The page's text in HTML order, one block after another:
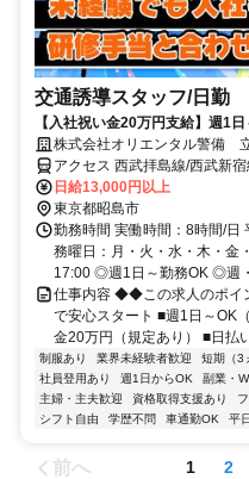
交通誘導スタッフ/日勤
【入社祝い金20万円支給】週1
い・週払いOK/履歴書不要！
株式会社オリエンタル警備
アクセス 西武拝島線/西武新
ＪＲ青梅線 熊川徒歩約14分
約26分 (面接地/立川支社)東京
Ｆ
日給13,000円以上
東京都昭島市
勤務時間 実働時間：8時間/日
務曜日：月・火・水・木・金
17:00 ◎週1日～勤務OK ◎週
仕事内容 ◆◆この求人のポイ
で安心スタート ■週1日～OK
金20万円（規定あり） ■日払
制服あり 業界未経験者歓迎 短期（3
社員登用あり
週1日からOK 副業・
主婦・主夫歓迎
資格取得支援あり
シフト自由
学歴不問 車通勤OK 平
前へ 1 2